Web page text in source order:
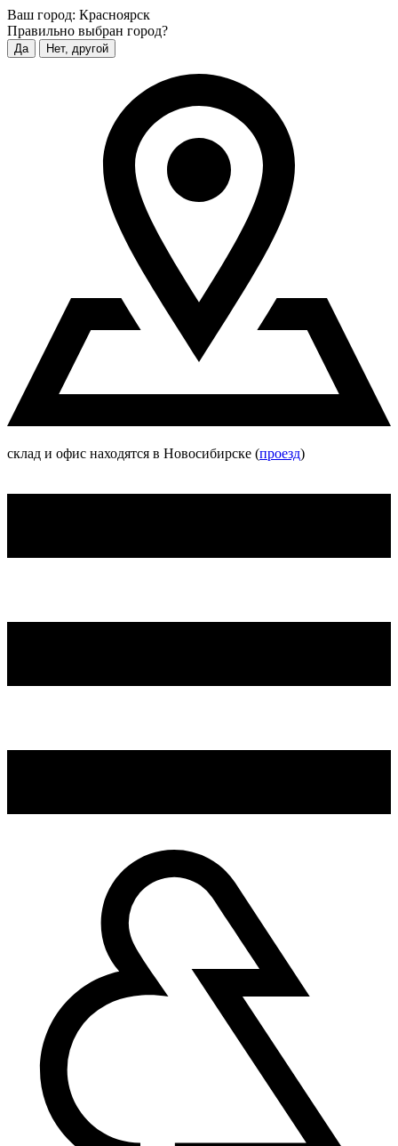
Ваш город: Красноярск
Правильно выбран город?
Да Нет, другой
склад и офис находятся в Новосибирске (проезд)